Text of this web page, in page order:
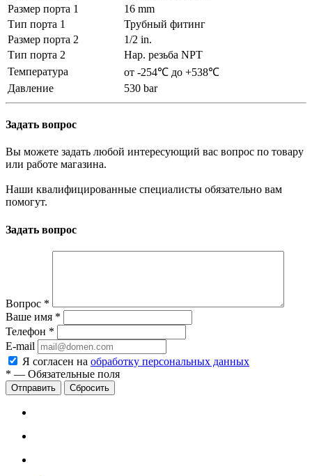
Размер порта 1
16 mm
Тип порта 1
Трубный фитинг
Размер порта 2
1/2 in.
Тип порта 2
Нар. резьба NPT
Температура
от -254℃ до +538℃
Давление
530 bar
Задать вопрос
Вы можете задать любой интересующий вас вопрос по товару
или работе магазина.
Наши квалифицированные специалисты обязательно вам
помогут.
Задать вопрос
Вопрос *
Ваше имя *
Телефон *
E-mail
Я согласен на обработку персональных данных
* — Обязательные поля
Сбросить